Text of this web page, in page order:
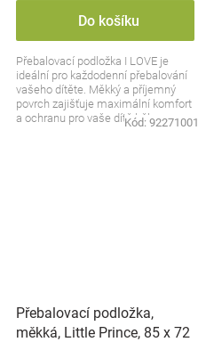
Do košíku
Přebalovací podložka I LOVE je
ideální pro každodenní přebalování
vašeho dítěte. Měkký a příjemný
povrch zajišťuje maximální komfort
a ochranu pro vaše dítě během
Kód: 92271001
Přebalovací podložka,
měkká, Little Prince, 85 x 72